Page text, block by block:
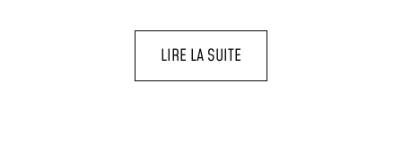
LIRE LA SUITE